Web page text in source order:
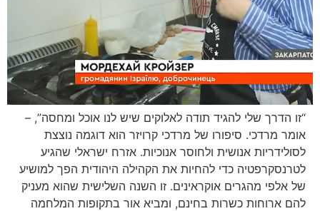
“זו הדרך שלי להגיד תודה לאלוקים שיש לנו אוכל ומחסה”, –
אומר מרדכי. סיפורו של מרדכי קרויזר הוא דוגמה נוצצת
לסולידריות אנושית ולחוסר אנוכיות. אזרח ישראלי שהגיע
לטרנסקרפטיה כדי להחיות את הקהילה היהודית הפך למושיע
של אלפי מהגרים אוקראינים. זו השנה השלישית שהוא מעניק
להם ארוחות כשרות בחינם, ומביא אור בתקופות המלחמה